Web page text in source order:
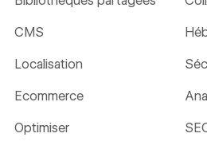
CMS
Localisation
Ecommerce
Optimiser